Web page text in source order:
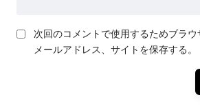
次回のコメントで使用するためブラウ
メールアドレス、サイトを保存する。